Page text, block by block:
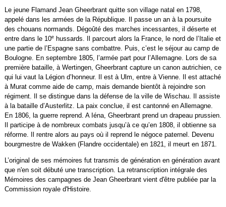
Le jeune Flamand Jean Gheerbrant quitte son village natal en 1798,
appelé dans les armées de la République. Il passe un an à la poursuite
des chouans normands. Dégoûté des marches incessantes, il déserte et
entre dans le 10ehussards. Il parcourt alors la France, le nord de l’Italie et
une partie de l’Espagne sans combattre. Puis, c’est le séjour au camp de
Boulogne. En septembre 1805, l’armée part pour l’Allemagne. Lors de sa
première bataille, à Wertingen, Gheerbrant capture un canon autrichien, ce
qui lui vaut la Légion d’honneur. Il est à Ulm, entre à Vienne. Il est attaché
à Murat comme aide de camp, mais demande bientôt à rejoindre son
régiment. Il se distingue dans la défense de la ville de Wischau. Il assiste
à la bataille d’Austerlitz. La paix conclue, il est cantonné en Allemagne.
En 1806, la guerre reprend. A Iéna, Gheerbrant prend un drapeau prussien.
Il participe à de nombreux combats jusqu’à ce qu’en 1808, il obtienne sa
réforme. Il rentre alors au pays où il reprend le négoce paternel. Devenu
bourgmestre de Wakken (Flandre occidentale) en 1821, il meurt en 1871.
L’original de ses mémoires fut transmis de génération en génération avant
que n'en soit débuté une transcription. La retranscription intégrale des
Mémoires des campagnes de Jean Gheerbrant vient d'être publiée par la
Commission royale d'Histoire.